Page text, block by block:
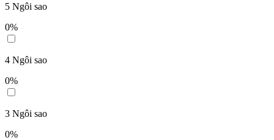
5 Ngôi sao
0%
4 Ngôi sao
0%
3 Ngôi sao
0%